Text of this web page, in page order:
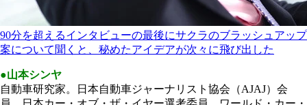
90分を超えるインタビューの最後にサクラのブラッシュアップ
案について聞くと、秘めたアイデアが次々に飛び出した
●山本シンヤ
自動車研究家。日本自動車ジャーナリスト協会（AJAJ）会